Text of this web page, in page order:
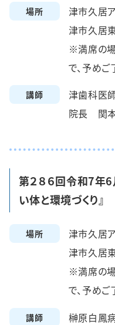
場所
津市久居
津市久居
※満席の場
で、予めご
講師
津歯科医
院長 関
第２８６回令和7年
い体と環境づくり』
場所
津市久居
津市久居
※満席の場
で、予めご
講師
榊原白鳳